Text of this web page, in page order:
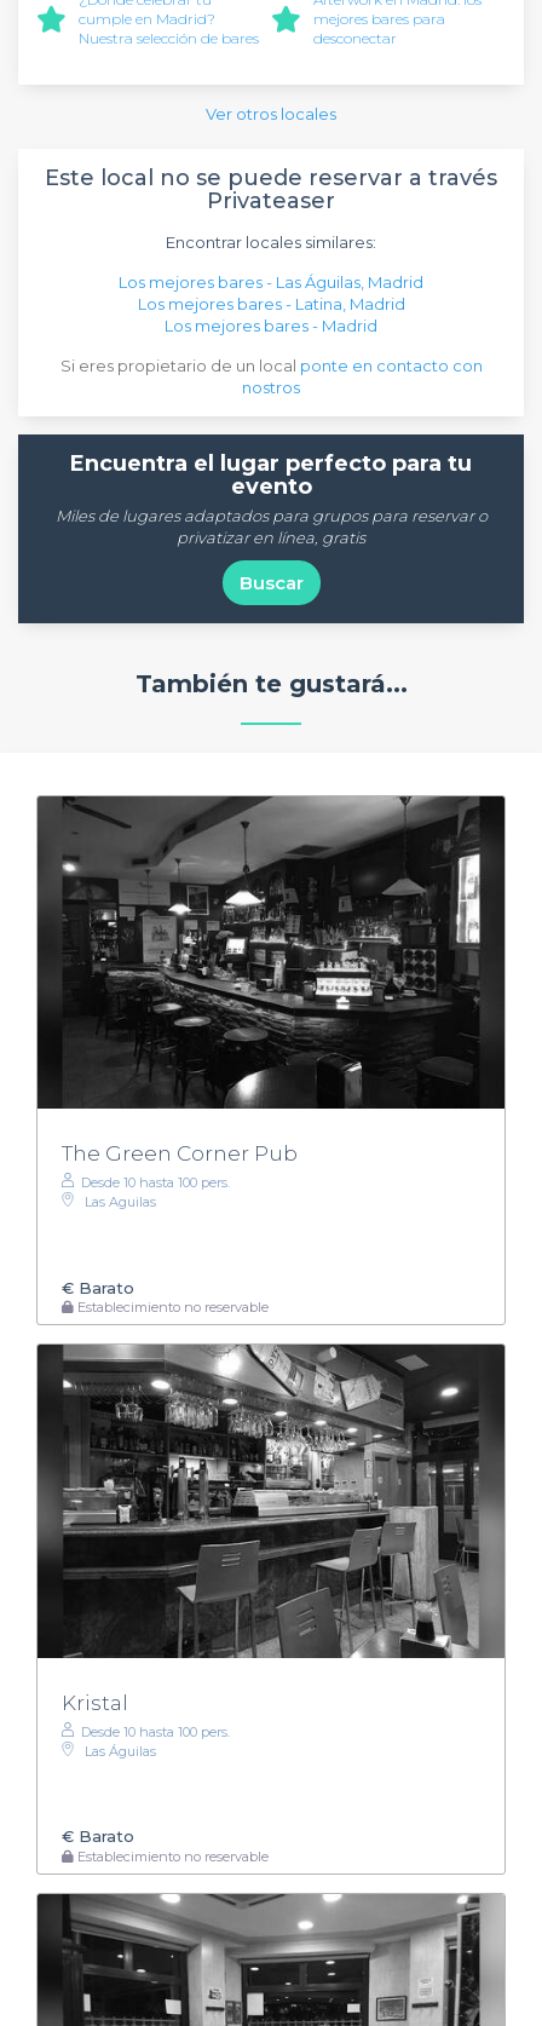
cumple en Madrid?
Nuestra selección de bares
mejores bares para
desconectar
Ver otros locales
Este local no se puede reservar a través
Privateaser
Encontrar locales similares:
Los mejores bares - Las Águilas, Madrid
Los mejores bares - Latina, Madrid
Los mejores bares - Madrid
Si eres propietario de un local ponte en contacto con
nostros
Encuentra el lugar perfecto para tu
evento
Miles de lugares adaptados para grupos para reservar o
privatizar en línea, gratis
Buscar
También te gustará...
The Green Corner Pub
Desde 10 hasta 100 pers.
Las Aguilas
€ Barato
Establecimiento no reservable
Kristal
Desde 10 hasta 100 pers.
Las Águilas
€ Barato
Establecimiento no reservable